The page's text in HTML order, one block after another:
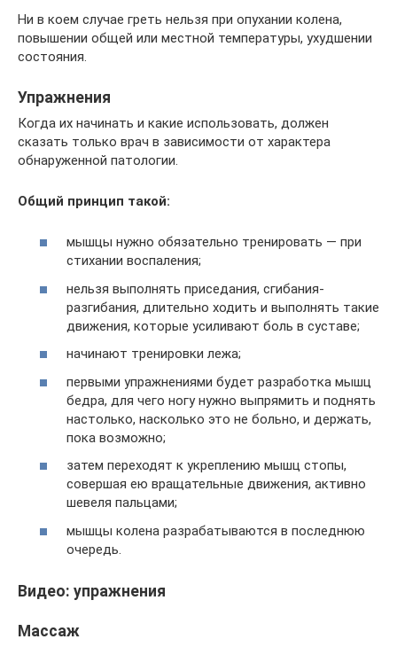
Ни в коем случае греть нельзя при опухании колена,
повышении общей или местной температуры, ухудшении
состояния.
Упражнения
Когда их начинать и какие использовать, должен
сказать только врач в зависимости от характера
обнаруженной патологии.
Общий принцип такой:
мышцы нужно обязательно тренировать — при
стихании воспаления;
нельзя выполнять приседания, сгибания-
разгибания, длительно ходить и выполнять такие
движения, которые усиливают боль в суставе;
начинают тренировки лежа;
первыми упражнениями будет разработка мышц
бедра, для чего ногу нужно выпрямить и поднять
настолько, насколько это не больно, и держать,
пока возможно;
затем переходят к укреплению мышц стопы,
совершая ею вращательные движения, активно
шевеля пальцами;
мышцы колена разрабатываются в последнюю
очередь.
Видео: упражнения
Массаж